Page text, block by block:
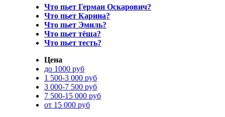
Что пьет Герман Оскарович?
Что пьет Карина?
Что пьет Эмиль?
Что пьет тёща?
Что пьет тесть?
Цена
до 1000 руб
1 500-3 000 руб
3 000-7 500 руб
7 500-15 000 руб
от 15 000 руб